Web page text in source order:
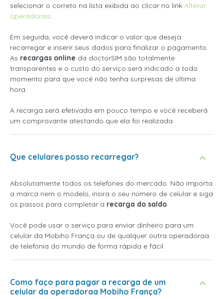
selecionar o correto na lista exibida ao clicar no link Alterar
operadoraa.
Em seguida, você deverá indicar o valor que deseja
recarregar e inserir seus dados para finalizar o pagamento.
As recargas online da doctorSIM são totalmente
transparentes e o custo do serviço será indicado a todo
momento para que você não tenha surpresas de última
hora.
A recarga será efetivada em pouco tempo e você receberá
um comprovante atestando que ela foi realizada.
Que celulares posso recarregar?
Absolutamente todos os telefones do mercado. Não importa
a marca nem o modelo, insira o seu número de celular e siga
os passos para completar a recarga do saldo.
Você pode usar o serviço para enviar dinheiro para um
celular da Mobiho França ou de qualquer outra operadoraa
de telefonia do mundo de forma rápida e fácil.
Como faço para pagar a recarga de um
celular da operadoraa Mobiho França?